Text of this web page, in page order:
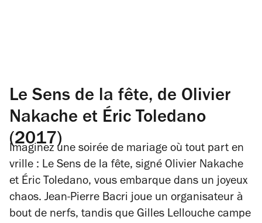
Le Sens de la fête, de Olivier
Nakache et Éric Toledano
(2017)
Imaginez une soirée de mariage où tout part en
vrille : Le Sens de la fête, signé Olivier Nakache
et Éric Toledano, vous embarque dans un joyeux
chaos. Jean-Pierre Bacri joue un organisateur à
bout de nerfs, tandis que Gilles Lellouche campe